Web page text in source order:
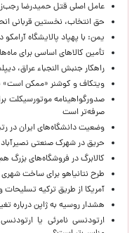
عامل اصلی قتل حمیدرضا
حق انتخاب، نخستین قربانی
یمن: با پهپاد پالایشگاه
تأمین کالاهای اساسی برای
راهکار جنبش النجباء عراق،
ویتکاف و کوشنر «ممکن است»
صدورگواهینامه موتورسیکلت
صرفه‌تر است
وضعیت دانشگاه‌های ایران در
حریق در شهرک صنعتی نصیرآباد تاکنون ۴
کالابرگ در فروشگاه‌های بزرگ هم
طرح نتانیاهو برای ساخت
آمریکا از طریق ترکیه
هشدار روسیه به ژاپن درباره
ارتودنسی نامرئی یا